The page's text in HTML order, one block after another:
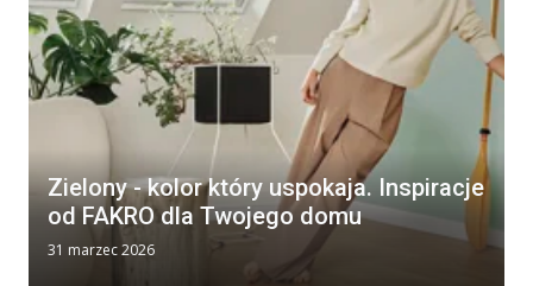
Zielony - kolor który uspokaja. Inspiracje
od FAKRO dla Twojego domu
31 marzec 2026